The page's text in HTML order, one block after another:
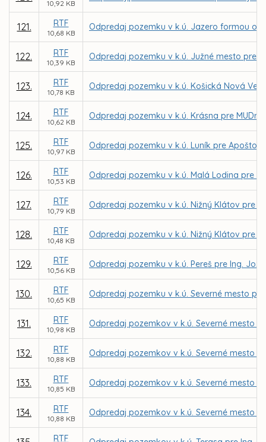
10,92 KB
121. RTF
10,68 KB
Odpredaj pozemku v k.ú. Jazero formou
122. RTF
10,39 KB
Odpredaj pozemku v k.ú. Južné mesto pre
123. RTF
10,78 KB
Odpredaj pozemku v k.ú. Košická Nová
124. RTF
10,62 KB
Odpredaj pozemku v k.ú. Krásna pre MUDr.
125. RTF
10,97 KB
Odpredaj pozemku v k.ú. Luník pre
126. RTF
10,53 KB
Odpredaj pozemku v k.ú. Malá Lodina pre
127. RTF
10,79 KB
Odpredaj pozemku v k.ú. Nižný Klátov pre
128. RTF
10,48 KB
Odpredaj pozemku v k.ú. Nižný Klátov pre
129. RTF
10,56 KB
Odpredaj pozemku v k.ú. Pereš pre Ing.
130. RTF
10,65 KB
Odpredaj pozemku v k.ú. Severné mesto pre
131. RTF
10,98 KB
Odpredaj pozemkov v k.ú. Severné mesto
132. RTF
10,88 KB
Odpredaj pozemkov v k.ú. Severné mesto
133. RTF
10,85 KB
Odpredaj pozemkov v k.ú. Severné mesto
134. RTF
10,88 KB
Odpredaj pozemkov v k.ú. Severné mesto
RTF